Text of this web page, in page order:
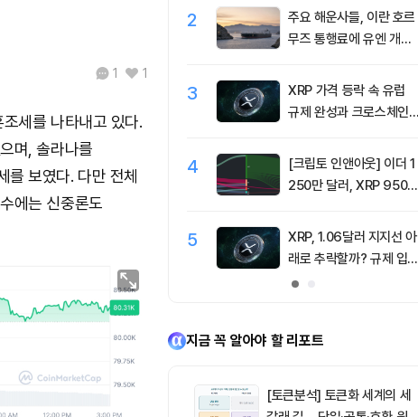
1 1
세를 나타내고 있다.
며, 솔라나를
를 보였다. 다만 전체
에는 신중론도
리움 반등 속 숏 청산 2.3
5억달러
2
주요 해운사들, 이란 호르
무즈 통행료에 유엔 개입
3
XRP 가격 등락 속 유럽
규제 완성과 크로스체인
4
[크립토 인앤아웃] 이더 1
250만 달러, XRP 950만
5
XRP, 1.06달러 지지선 아
래로 추락할까? 규제 입법
과 기관 자금 유입 관건
지금 꼭 알아야 할 리포트
[토큰분석] 토큰화 세계의 세